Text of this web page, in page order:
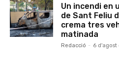
Un incendi en
de Sant Feliu
crema tres
matinada
Redacció - 6